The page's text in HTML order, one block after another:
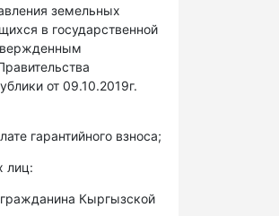
земельных
в государственной
от 09.10.2019г.
гарантийного взноса;
лиц:
Кыргызской